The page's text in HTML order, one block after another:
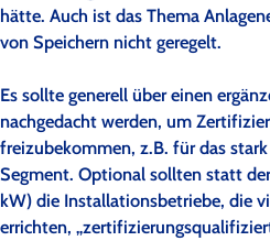
hätte. Auch ist das Thema
von Speichern nicht geregelt.
Es sollte generell über einen
nachgedacht werden, um
freizubekommen, z.B. für das
Segment. Optional sollten statt
kW) die Installationsbetriebe, die
errichten,